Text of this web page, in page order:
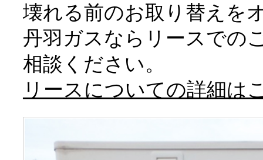
壊れる前のお取り替えを
丹羽ガスならリースでの
相談ください。
リースについての詳細は